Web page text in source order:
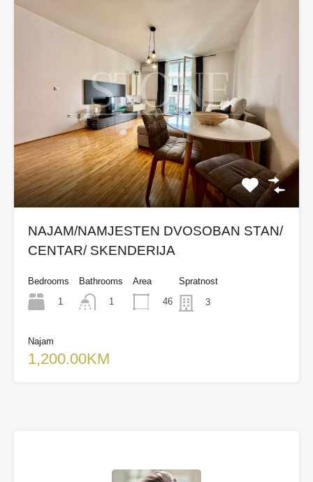
NAJAM/NAMJESTEN DVOSOBAN STAN/
CENTAR/ SKENDERIJA
Bedrooms
1
Bathrooms
1
Area
46
Spratnost
3
Najam
1,200.00KM